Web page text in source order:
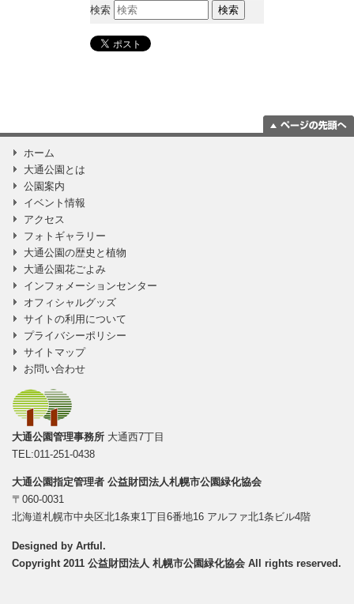
サイト内検索
検索
ホーム
大通公園とは
公園案内
イベント情報
アクセス
フォトギャラリー
大通公園の歴史と植物
大通公園花ごよみ
インフォメーションセンター
オフィシャルグッズ
サイトの利用について
プライバシーポリシー
サイトマップ
お問い合わせ
大通公園管理事務所 大通西7丁目
TEL:011-251-0438
大通公園指定管理者 公益財団法人札幌市公園緑化協会
〒060-0031
北海道札幌市中央区北1条東1丁目6番地16 アルファ北1条ビル4階
Designed by Artful .
Copyright 2011 公益財団法人 札幌市公園緑化協会 All rights reserved.